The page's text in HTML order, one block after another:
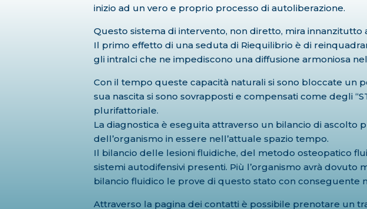
inizio ad un vero e proprio processo di autoliberazione.
Questo sistema di intervento, non diretto, mira
Il primo effetto di una seduta di Riequilibrio è di
gli intralci che ne impediscono una diffusione armoniosa
Con il tempo queste capacità naturali si sono bloccate un
sua nascita si sono sovrapposti e compensati come degli
plurifattoriale.
La diagnostica è eseguita attraverso un bilancio di
dell’organismo in essere nell’attuale spazio tempo.
Il bilancio delle lesioni fluidiche, del metodo osteopatico
sistemi autodifensivi presenti. Più l’organismo avrà
bilancio fluidico le prove di questo stato con conseguente
Attraverso la pagina dei contatti è possibile prenotare un